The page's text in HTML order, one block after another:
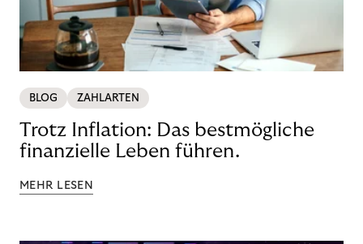
BLOG ZAHLARTEN
Trotz Inflation: Das bestmögliche
finanzielle Leben führen.
MEHR LESEN